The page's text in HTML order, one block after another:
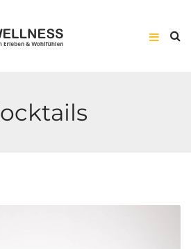
Cocktails